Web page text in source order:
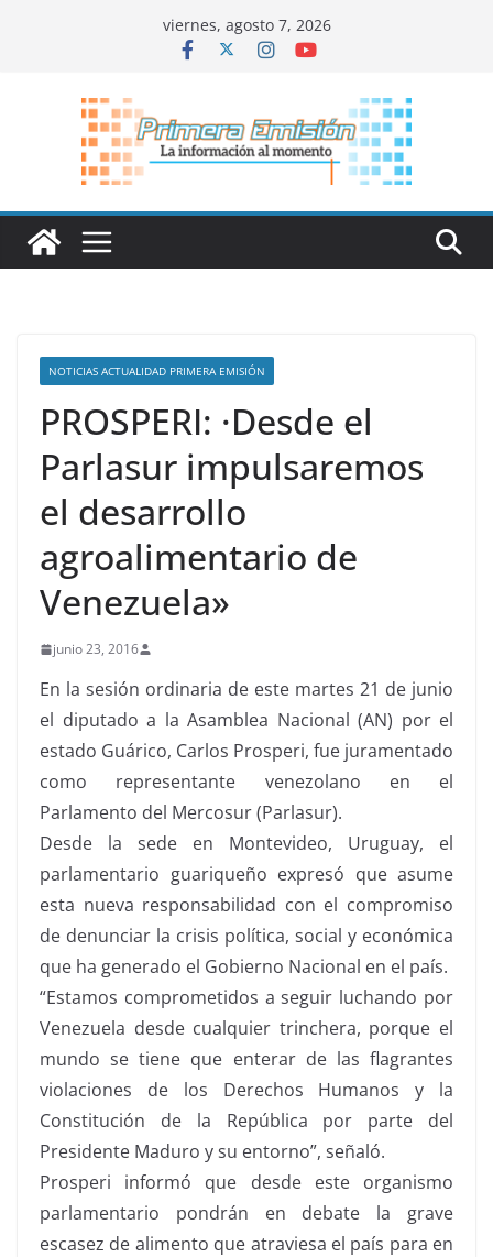
viernes, agosto 7, 2026
NOTICIAS ACTUALIDAD PRIMERA EMISIÓN
PROSPERI: ·Desde el
Parlasur impulsaremos
el desarrollo
agroalimentario de
Venezuela»
junio 23, 2016
En la sesión ordinaria de este martes 21 de junio
el diputado a la Asamblea Nacional (AN) por el
estado Guárico, Carlos Prosperi, fue juramentado
como representante venezolano en el
Parlamento del Mercosur (Parlasur).
Desde la sede en Montevideo, Uruguay, el
parlamentario guariqueño expresó que asume
esta nueva responsabilidad con el compromiso
de denunciar la crisis política, social y económica
que ha generado el Gobierno Nacional en el país.
“Estamos comprometidos a seguir luchando por
Venezuela desde cualquier trinchera, porque el
mundo se tiene que enterar de las flagrantes
violaciones de los Derechos Humanos y la
Constitución de la República por parte del
Presidente Maduro y su entorno”, señaló.
Prosperi informó que desde este organismo
parlamentario pondrán en debate la grave
escasez de alimento que atraviesa el país para en